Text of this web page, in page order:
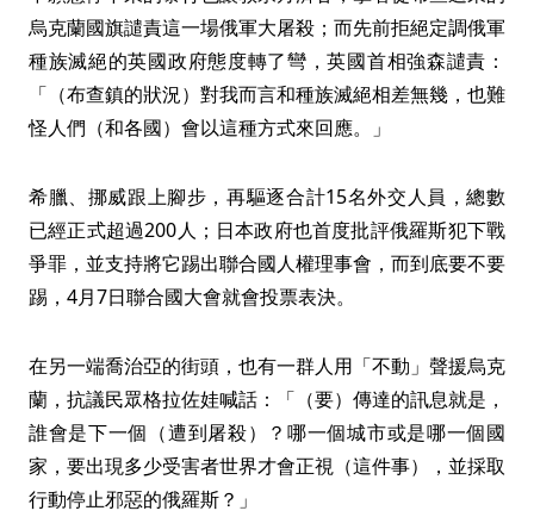
烏克蘭國旗譴責這一場俄軍大屠殺；而先前拒絕定調俄軍
種族滅絕的英國政府態度轉了彎，英國首相強森譴責：
「（布查鎮的狀況）對我而言和種族滅絕相差無幾，也難
怪人們（和各國）會以這種方式來回應。」
希臘、挪威跟上腳步，再驅逐合計15名外交人員，總數
已經正式超過200人；日本政府也首度批評俄羅斯犯下戰
爭罪，並支持將它踢出聯合國人權理事會，而到底要不要
踢，4月7日聯合國大會就會投票表決。
在另一端喬治亞的街頭，也有一群人用「不動」聲援烏克
蘭，抗議民眾格拉佐娃喊話：「（要）傳達的訊息就是，
誰會是下一個（遭到屠殺）？哪一個城市或是哪一個國
家，要出現多少受害者世界才會正視（這件事），並採取
行動停止邪惡的俄羅斯？」